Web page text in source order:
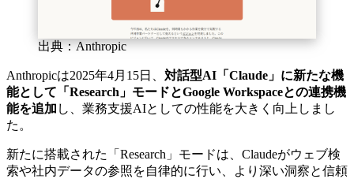
出典：Anthropic
Anthropicは2025年4月15日、 対話型AI「Claude」に新たな機
能として「Research」モードとGoogle Workspaceとの連携機
能を追加 し、業務支援AIとしての性能を大きく向上しまし
た。
新たに搭載された「Research」モードは、Claudeがウェブ検
索や社内データの参照を自律的に行い、より深い洞察と信頼